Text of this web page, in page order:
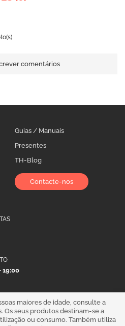
comentários
Guias / Manuais
Presentes
TH-Blog
Contacte-nos
19:00
maiores de idade, consulte a
Os seus produtos destinam-se a
ou consumo. Também utiliza